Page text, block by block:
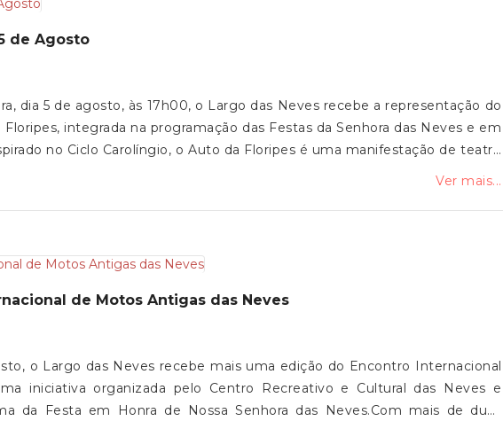
de Agosto
dia 5 de agosto, às 17h00, o Largo das Neves recebe a representação do
integrada na programação das Festas da Senhora das Neves e em
no Ciclo Carolíngio, o Auto da Floripes é uma manifestação de teatro
expressão dramática, texto, canto, dança e mímica, conjugando
afirma-se como uma das referências do teatro popular português e
das Neves.A Junta de Freguesia de Vila de Punhe convida toda a
Ver mais...
de Motos Antigas das Neves
o Largo das Neves recebe mais uma edição do Encontro Internacional
iniciativa organizada pelo Centro Recreativo e Cultural das Neves e
da Festa em Honra de Nossa Senhora das Neves.Com mais de duas